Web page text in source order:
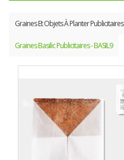
Graines Et Objets À Planter Publicitaires
Graines Basilic Publicitaires - BASIL9